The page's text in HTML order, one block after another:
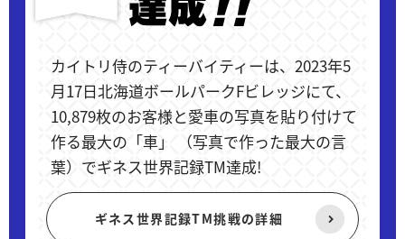
カイトリ侍のティーバイティーは、2023年5
月17日北海道ボールパークFビレッジにて、
10,879枚のお客様と愛車の写真を貼り付けて
作る最大の「車」 （写真で作った最大の言
葉）でギネス世界記録TM達成!
ギネス世界記録TM挑戦の詳細